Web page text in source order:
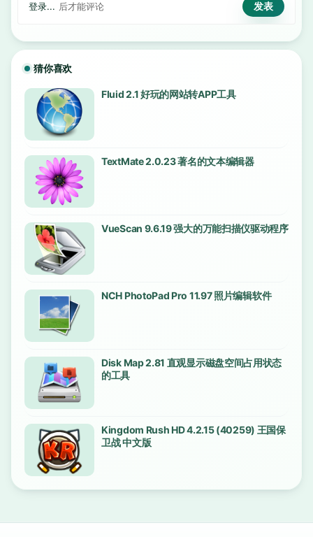
登录... 后才能评论
猜你喜欢
Fluid 2.1 好玩的网站转APP工具
TextMate 2.0.23 著名的文本编辑器
VueScan 9.6.19 强大的万能扫描仪驱动程序
NCH PhotoPad Pro 11.97 照片编辑软件
Disk Map 2.81 直观显示磁盘空间占用状态
的工具
Kingdom Rush HD 4.2.15 (40259) 王国保
卫战 中文版